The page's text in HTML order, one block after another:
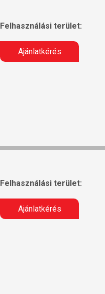
Felhasználási terület:
Ajánlatkérés
Felhasználási terület:
Ajánlatkérés